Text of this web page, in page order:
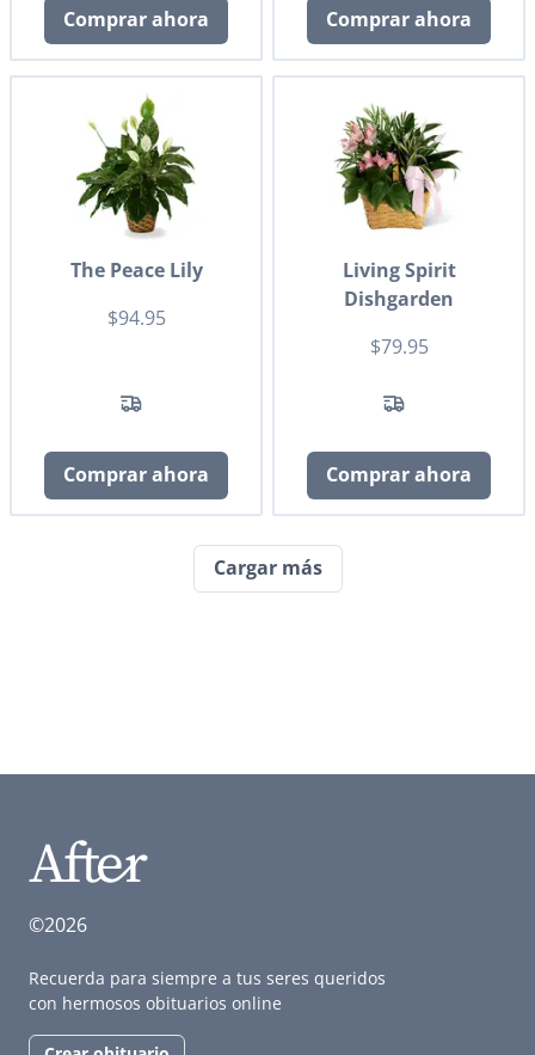
Comprar ahora Comprar ahora
The Peace Lily
$94.95
Comprar ahora
Living Spirit
Dishgarden
$79.95
Comprar ahora
Cargar más
©2026
Recuerda para siempre a tus seres queridos
con hermosos obituarios online